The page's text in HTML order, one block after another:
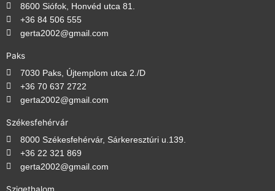
8600 Siófok, Honvéd utca 81.
+36 84 506 555
gerta2002@gmail.com
Paks
7030 Paks, Újtemplom utca 2./D
+36 70 637 2722
gerta2002@gmail.com
Székesfehérvár
8000 Székesfehérvár, Sárkeresztúri u.139.
+36 22 321 869
gerta2002@gmail.com